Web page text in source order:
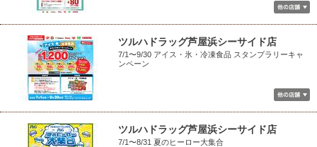
ツルハドラッグ芦屋浜シーサイド店
7/1〜9/30 アイス・氷・冷凍食品 スタンプラリーキャ
ンペーン
ツルハドラッグ芦屋浜シーサイド店
7/1〜8/31 夏のヒーロー大集合